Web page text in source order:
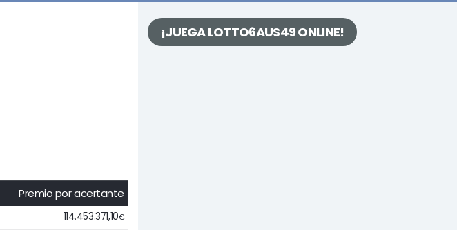
Premio por acertante
114.453.371,10€
¡JUEGA LOTTO6AUS49 ONLINE!